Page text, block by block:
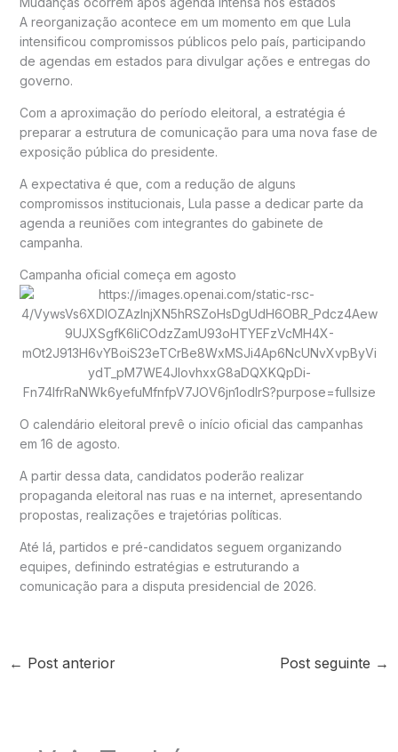
A reorganização acontece em um momento em que Lula
intensificou compromissos públicos pelo país, participando
de agendas em estados para divulgar ações e entregas do
governo.
Com a aproximação do período eleitoral, a estratégia é
preparar a estrutura de comunicação para uma nova fase de
exposição pública do presidente.
A expectativa é que, com a redução de alguns
compromissos institucionais, Lula passe a dedicar parte da
agenda a reuniões com integrantes do gabinete de
campanha.
Campanha oficial começa em agosto
O calendário eleitoral prevê o início oficial das campanhas
em 16 de agosto.
A partir dessa data, candidatos poderão realizar
propaganda eleitoral nas ruas e na internet, apresentando
propostas, realizações e trajetórias políticas.
Até lá, partidos e pré-candidatos seguem organizando
equipes, definindo estratégias e estruturando a
comunicação para a disputa presidencial de 2026.
← Post anterior Post seguinte →